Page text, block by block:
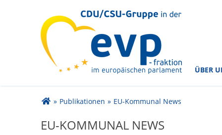
CDU/CSU-Gruppe in
im Europäischen Parlament
ÜBER
Sie sind hier
» Publikationen » EU-Kommunal News
EU-KOMMUNAL NEWS